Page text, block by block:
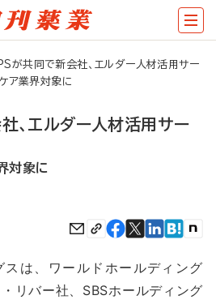
が共同で新会社、エルダー人材活用サー
ア業界対象に
、エルダー人材活用サー
対象に
は、ワールドホールディング
リバー社、SBSホールディング